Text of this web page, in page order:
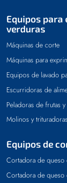
Equipos
verduras
Máquinas de corte
Máquinas para
Equipos de lavado
Escurridoras de
Peladoras de frutas
Molinos y
Equipos de
Cortadora de queso
Cortadora de queso